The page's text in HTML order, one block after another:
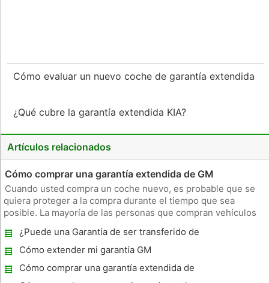
Cómo evaluar un nuevo coche de garantía extendida
¿Qué cubre la garantía extendida KIA?
Artículos relacionados
Cómo comprar una garantía extendida de GM
Cuando usted compra un coche nuevo, es probable que se
quiera proteger a la compra durante el tiempo que sea
posible. La mayoría de las personas que compran vehículos
inscribirse en el plan de garantía extendida de GM. La
cobertura de garantía
¿Puede una Garantía de ser transferido de
un auto usado ?
Cómo extender mi garantía GM
Cómo comprar una garantía extendida de